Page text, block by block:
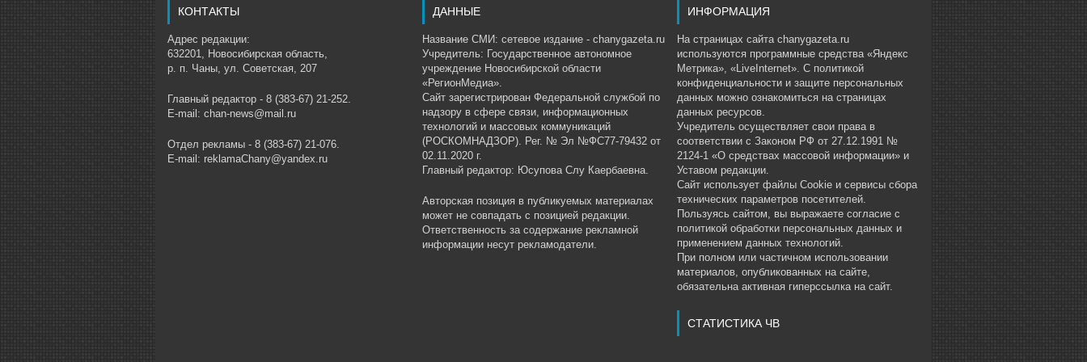
КОНТАКТЫ
Адрес редакции:
632201, Новосибирская область,
р. п. Чаны, ул. Советская, 207
Главный редактор - 8 (383-67) 21-252.
E-mail: chan-news@mail.ru
Отдел рекламы - 8 (383-67) 21-076.
E-mail: reklamaChany@yandex.ru
ДАННЫЕ
Название СМИ: сетевое издание - chanygazeta.ru
Учредитель: Государственное автономное
учреждение Новосибирской области
«РегионМедиа».
Сайт зарегистрирован Федеральной службой по
надзору в сфере связи, информационных
технологий и массовых коммуникаций
(РОСКОМНАДЗОР). Рег. № Эл №ФС77-79432 от
02.11.2020 г.
Главный редактор: Юсупова Слу Каербаевна.
Авторская позиция в публикуемых материалах
может не совпадать с позицией редакции.
Ответственность за содержание рекламной
информации несут рекламодатели.
ИНФОРМАЦИЯ
На страницах сайта chanygazeta.ru
используются программные средства «Яндекс
Метрика», «LiveInternet». С политикой
конфиденциальности и защите персональных
данных можно ознакомиться на страницах
данных ресурсов.
Учредитель осуществляет свои права в
соответствии с Законом РФ от 27.12.1991 №
2124-1 «О средствах массовой информации» и
Уставом редакции.
Сайт использует файлы Cookie и сервисы сбора
технических параметров посетителей.
Пользуясь сайтом, вы выражаете согласие с
политикой обработки персональных данных и
применением данных технологий.
При полном или частичном использовании
материалов, опубликованных на сайте,
обязательна активная гиперссылка на сайт.
СТАТИСТИКА ЧВ